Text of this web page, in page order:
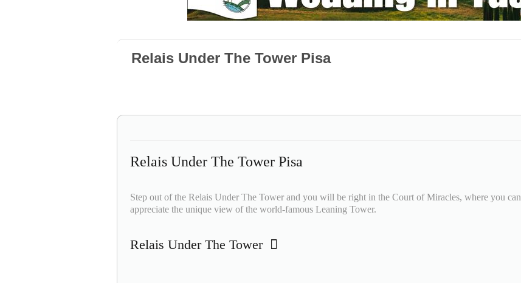
Relais Under The Tower Pisa
Relais Under The Tower Pisa
Step out of the Relais Under The Tower and you will be right in the Court of Miracles, where you can
appreciate the unique view of the world-famous Leaning Tower.
Relais Under The Tower